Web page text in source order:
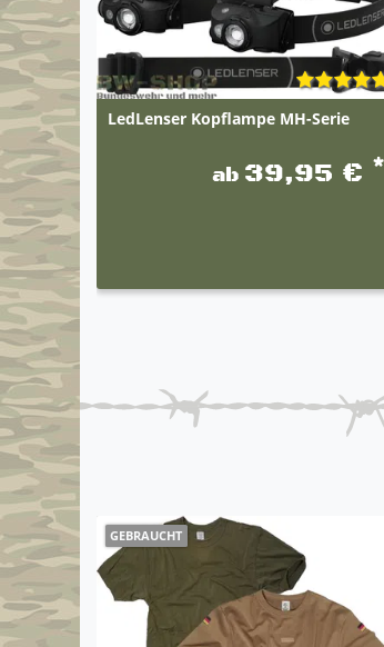
LedLenser Kopflampe MH-Serie
ab 39,95 € *
GEBRAUCHT